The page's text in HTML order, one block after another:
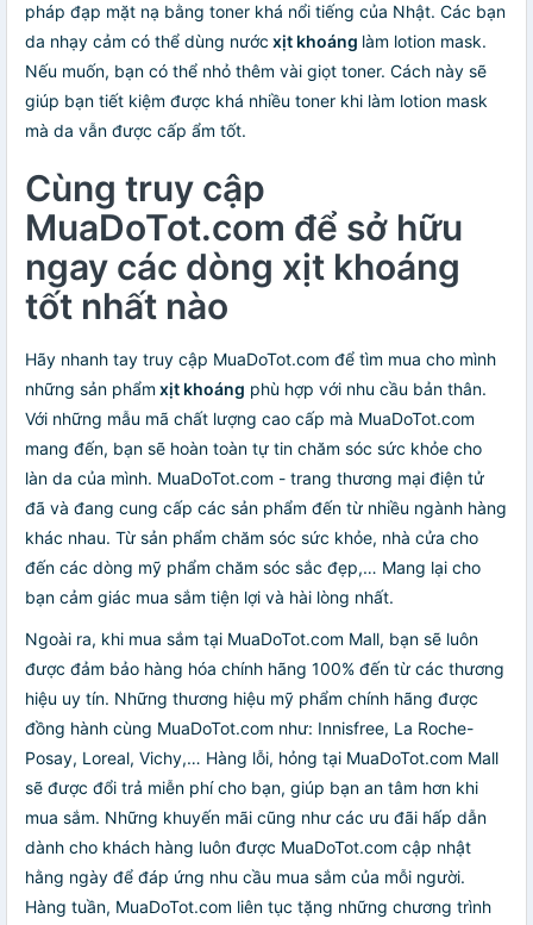
pháp đạp mặt nạ bằng toner khá nổi tiếng của Nhật. Các bạn
da nhạy cảm có thể dùng nước xịt khoáng làm lotion mask.
Nếu muốn, bạn có thể nhỏ thêm vài giọt toner. Cách này sẽ
giúp bạn tiết kiệm được khá nhiều toner khi làm lotion mask
mà da vẫn được cấp ẩm tốt.
Cùng truy cập
MuaDoTot.com để sở hữu
ngay các dòng xịt khoáng
tốt nhất nào
Hãy nhanh tay truy cập MuaDoTot.com để tìm mua cho mình
những sản phẩm xịt khoáng phù hợp với nhu cầu bản thân.
Với những mẫu mã chất lượng cao cấp mà MuaDoTot.com
mang đến, bạn sẽ hoàn toàn tự tin chăm sóc sức khỏe cho
làn da của mình. MuaDoTot.com - trang thương mại điện tử
đã và đang cung cấp các sản phẩm đến từ nhiều ngành hàng
khác nhau. Từ sản phẩm chăm sóc sức khỏe, nhà cửa cho
đến các dòng mỹ phẩm chăm sóc sắc đẹp,… Mang lại cho
bạn cảm giác mua sắm tiện lợi và hài lòng nhất.
Ngoài ra, khi mua sắm tại MuaDoTot.com Mall, bạn sẽ luôn
được đảm bảo hàng hóa chính hãng 100% đến từ các thương
hiệu uy tín. Những thương hiệu mỹ phẩm chính hãng được
đồng hành cùng MuaDoTot.com như: Innisfree, La Roche-
Posay, Loreal, Vichy,… Hàng lỗi, hỏng tại MuaDoTot.com Mall
sẽ được đổi trả miễn phí cho bạn, giúp bạn an tâm hơn khi
mua sắm. Những khuyến mãi cũng như các ưu đãi hấp dẫn
dành cho khách hàng luôn được MuaDoTot.com cập nhật
hằng ngày để đáp ứng nhu cầu mua sắm của mỗi người.
Hàng tuần, MuaDoTot.com liên tục tặng những chương trình